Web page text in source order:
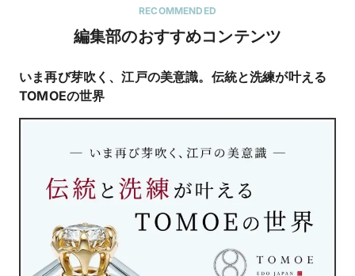
RECOMMENDED
編集部のおすすめコンテンツ
いま再び芽吹く、江戸の美意識。伝統と洗練が叶える
TOMOEの世界